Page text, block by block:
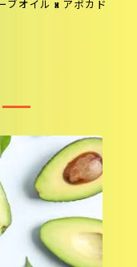
ブオイル x アボカド